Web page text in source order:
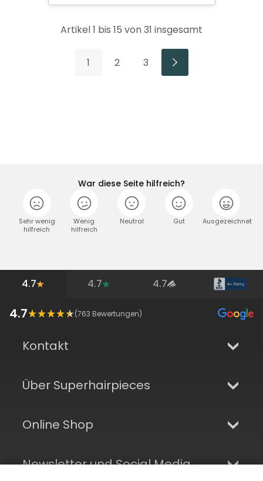
Artikel1 bis 15 von 31 insgesamt
1 2 3
War diese Seite hilfreich?
Sehr wenig
hilfreich
Wenig
hilfreich
Neutral Gut Ausgezeichnet
4.7 4.7 4.7
4.7 (763 Bewertungen)
Kontakt
Über Superhairpieces
Online Shop
Newsletter und Social Media